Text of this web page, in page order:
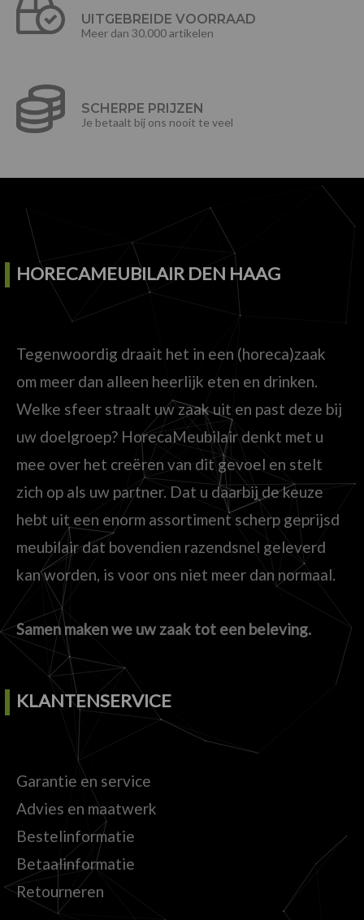
UITGEBREIDE VOORRAAD
Meer dan 30.000 artikelen
SCHERPE PRIJZEN
Je betaalt bij ons nooit te veel
HORECAMEUBILAIR DEN HAAG
Tegenwoordig draait het in een (horeca)zaak
om meer dan alleen heerlijk eten en drinken.
Welke sfeer straalt uw zaak uit en past deze bij
uw doelgroep? HorecaMeubilair denkt met u
mee over het creëren van dit gevoel en stelt
zich op als uw partner. Dat u daarbij de keuze
hebt uit een enorm assortiment scherp geprijsd
meubilair dat bovendien razendsnel geleverd
kan worden, is voor ons niet meer dan normaal.
Samen maken we uw zaak tot een beleving.
KLANTENSERVICE
Garantie en service
Advies en maatwerk
Bestelinformatie
Betaalinformatie
Retourneren